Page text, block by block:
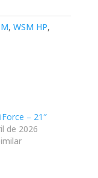
, WSM HP,
– 21″
de 2026